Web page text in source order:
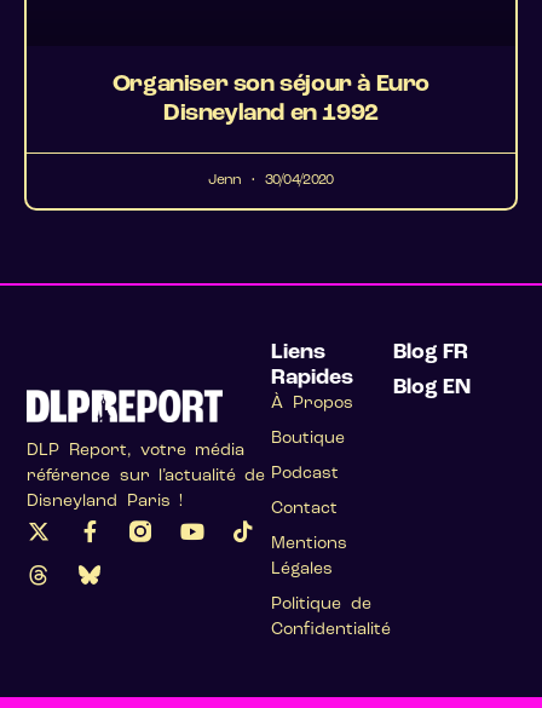
Organiser son séjour à Euro
Disneyland en 1992
Jenn 30/04/2020
DLP Report, votre média
référence sur l’actualité de
Disneyland Paris !
Blog FR
Blog EN
Liens
Rapides
À Propos
Boutique
Podcast
Contact
Mentions
Légales
Politique de
Confidentialité